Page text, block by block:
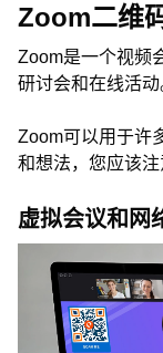
Zoom二维
Zoom是一个视频
研讨会和在线活动
Zoom可以用于许
和想法，您应该注
虚拟会议和网